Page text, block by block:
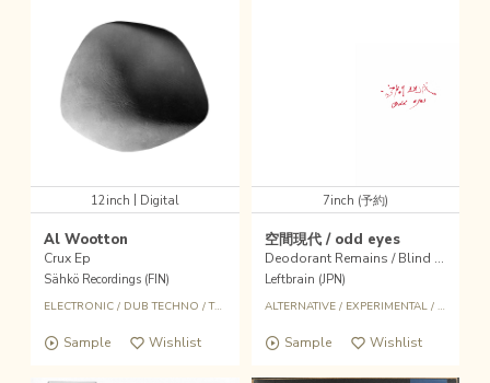
12inch Digital
Al Wootton
Crux Ep
Sähkö Recordings (FIN)
ELECTRONIC/ DUB TECHNO /TRIBAL EXPERIMENTAL
Sample Wishlist
7inch (予約)
空間現代 / odd eyes
Deodorant Remains / Blind Fever
Leftbrain (JPN)
ALTERNATIVE/ EXPERIMENTAL/ ROCK
Sample Wishlist